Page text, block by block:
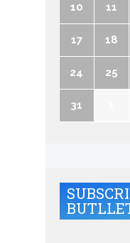
10 11
17 18
24 25
31